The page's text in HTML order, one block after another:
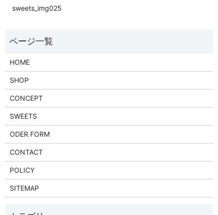
sweets_img025
HOME
SHOP
CONCEPT
SWEETS
ODER FORM
CONTACT
POLICY
SITEMAP